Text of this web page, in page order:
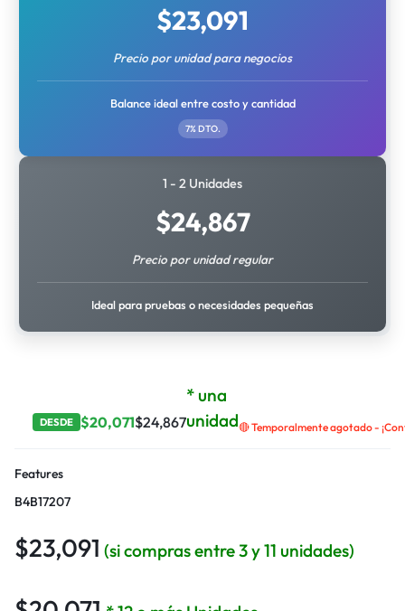
$23,091
Precio por unidad para negocios
Balance ideal entre costo y cantidad
7% DTO.
1 - 2 Unidades
$24,867
Precio por unidad regular
Ideal para pruebas o necesidades pequeñas
DESDE $20,071$24,867
* una
unidad🔴 Temporalmente agotado -
Features
B4B17207
$23,091 (si compras entre 3 y 11 unidades)